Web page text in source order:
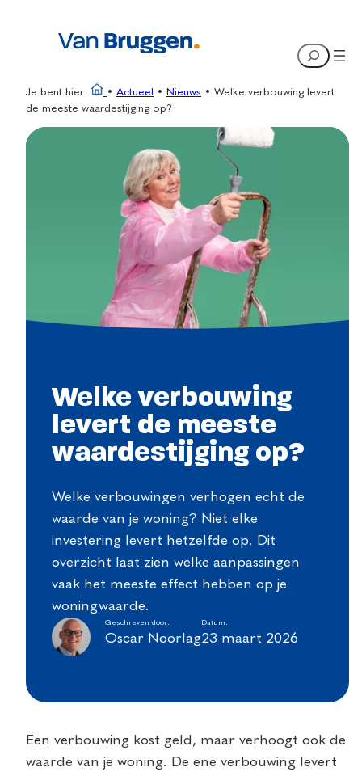
Search
Je bent hier: • Actueel • Nieuws • Welke verbouwing levert
de meeste waardestijging op?
Welke verbouwing
levert de meeste
waardestijging op?
Welke verbouwingen verhogen echt de
waarde van je woning? Niet elke
investering levert hetzelfde op. Dit
overzicht laat zien welke aanpassingen
vaak het meeste effect hebben op je
woningwaarde.
Geschreven door:
Oscar Noorlag
Datum:
23 maart 2026
Een verbouwing kost geld, maar verhoogt ook de
waarde van je woning. De ene verbouwing levert